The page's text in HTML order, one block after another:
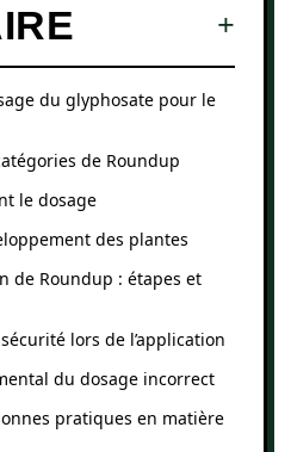
du glyphosate pour le
de Roundup
le dosage
des plantes
de Roundup : étapes et
lors de l’application
du dosage incorrect
pratiques en matière